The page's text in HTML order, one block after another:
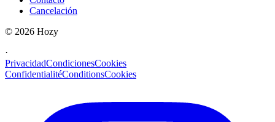
Cancelación
© 2026 Hozy
·
PrivacidadCondicionesCookies
ConfidentialitéConditionsCookies